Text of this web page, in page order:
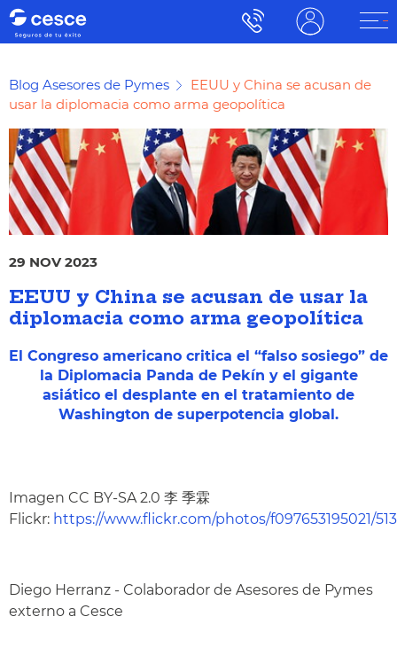
Blog Asesores de Pymes
EEUU y China se acusan de
usar la diplomacia como arma geopolítica
29 NOV 2023
EEUU y China se acusan de usar la
diplomacia como arma geopolítica
El Congreso americano critica el “falso sosiego” de
la Diplomacia Panda de Pekín y el gigante
asiático el desplante en el tratamiento de
Washington de superpotencia global.
Imagen CC BY-SA 2.0 李 季霖
Flickr: https://www.flickr.com/photos/f097653195021/
Diego Herranz - Colaborador de Asesores de Pymes
externo a Cesce